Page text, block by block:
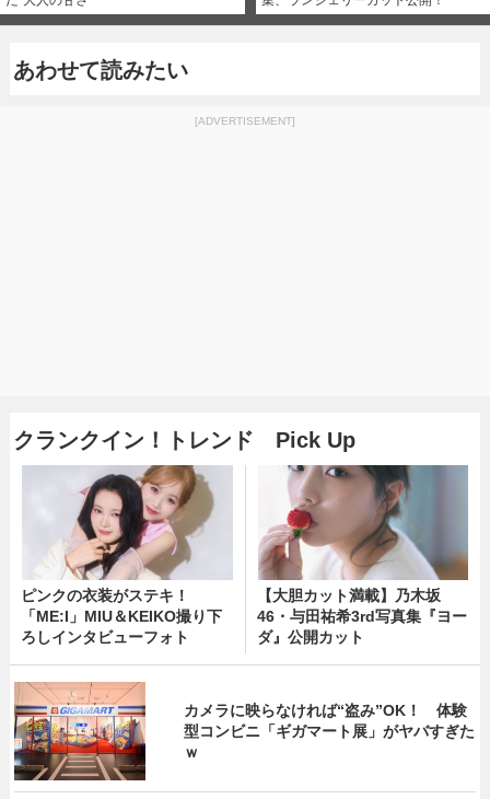
あわせて読みたい
[ADVERTISEMENT]
クランクイン！トレンド Pick Up
ピンクの衣装がステキ！
「ME:I」MIU＆KEIKO撮り下
ろしインタビューフォト
【大胆カット満載】乃木坂
46・与田祐希3rd写真集『ヨー
ダ』公開カット
カメラに映らなければ“盗み”OK！ 体験
型コンビニ「ギガマート展」がヤバすぎた
ｗ